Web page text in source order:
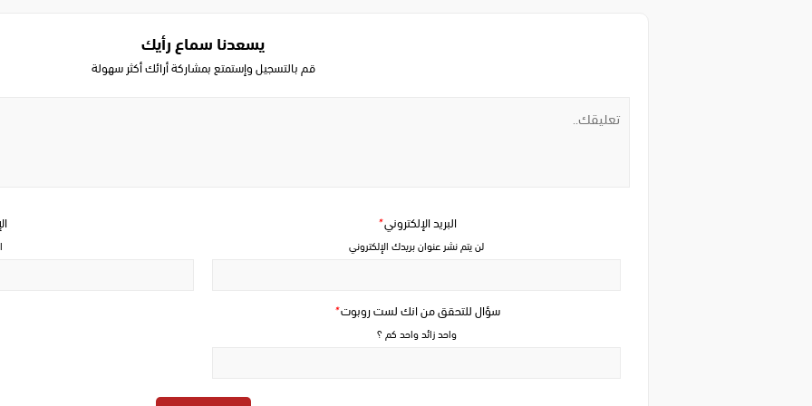
يسعدنا سماع رأيك
قم بالتسجيل وإستمتع بمشاركة أرائك أكثر سهولة
سؤال للتحقق من انك لست روبوت*
واحد زائد واحد كم ؟
البريد الإلكتروني*
لن يتم نشر عنوان بريدك الإلكتروني